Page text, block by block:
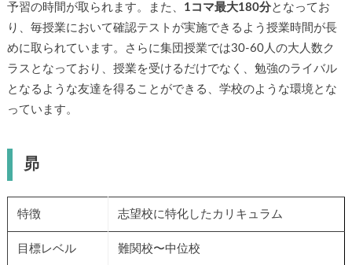
予習の時間が取られます。また、 1コマ最大180分となってお
り、毎授業において確認テストが実施できるよう授業時間が長
めに取られています。さらに集団授業では30-60人の大人数ク
ラスとなっており、授業を受けるだけでなく、勉強のライバル
となるような友達を得ることができる、学校のような環境とな
っています。
昴
特徴 志望校に特化したカリキュラム
目標レベル 難関校〜中位校